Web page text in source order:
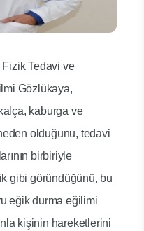
Tedavi ve
Gözlükaya,
kaburga ve
olduğunu, tedavi
birbiriyle
gibi göründüğünü, bu
eğik durma eğilimi
kişinin hareketlerini